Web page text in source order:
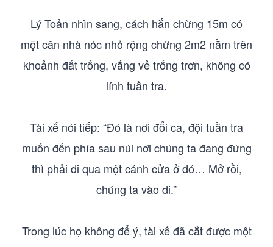
Lý Toản nhìn sang, cách hắn chừng 15m có
một căn nhà nóc nhỏ rộng chừng 2m2 nằm trên
khoảnh đất trống, vắng vẻ trống trơn, không có
lính tuần tra.
Tài xế nói tiếp: “Đó là nơi đổi ca, đội tuần tra
muốn đến phía sau núi nơi chúng ta đang đứng
thì phải đi qua một cánh cửa ở đó… Mở rồi,
chúng ta vào đi.”
Trong lúc họ không để ý, tài xế đã cắt được một